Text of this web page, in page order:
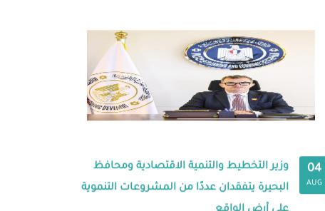
04
AUG
وزير التخطيط والتنمية الاقتصادية ومحافظ
البحيرة يتفقدان عددًا من المشروعات التنموية